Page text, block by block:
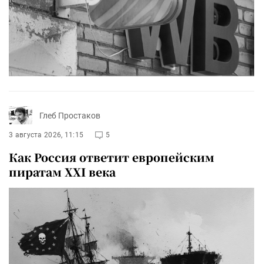
Глеб Простаков
3 августа 2026, 11:15 5
Как Россия ответит европейским
пиратам XXI века